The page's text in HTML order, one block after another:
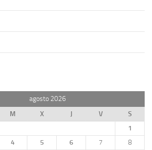
agosto 2026
M X J V
S
1
4 5 6 7
8